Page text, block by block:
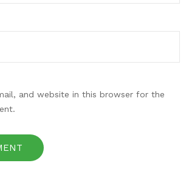
and website in this browser for the